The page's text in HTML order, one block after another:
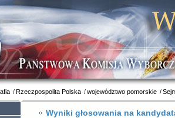
Wyniki głosowania na
Rzeczpospolita Polska województwo pomorskie